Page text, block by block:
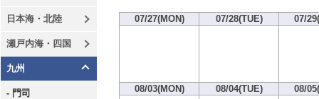
日本海・北陸
瀬戸内海・四国
九州
- 門司
07/27(MON) 07/28(TUE) 07/
08/03(MON) 08/04(TUE) 08/